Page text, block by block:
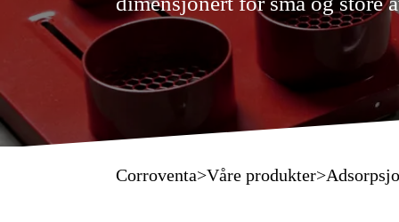
Corroventa>Våre produkter>